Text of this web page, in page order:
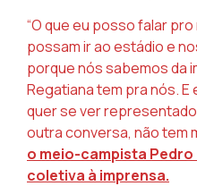
“O que eu posso falar
possam ir ao estádio e
porque nós sabemos da
Regatiana tem pra nós.
quer se ver
outra conversa, não tem
o meio-campista
coletiva à imprensa.